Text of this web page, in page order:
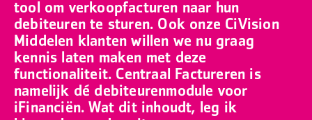
tool om verkoopfacturen naar hun
debiteuren te sturen. Ook onze CiVision
Middelen klanten willen we nu graag
kennis laten maken met deze
functionaliteit. Centraal Factureren is
namelijk dé debiteurenmodule voor
iFinanciën. Wat dit inhoudt, leg ik